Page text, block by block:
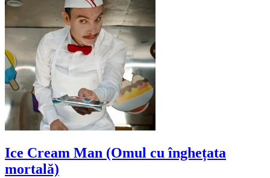
Ice Cream Man (Omul cu înghețata
mortală)